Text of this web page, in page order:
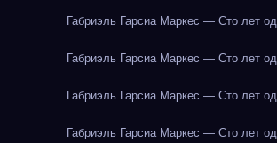
Габриэль Гарсиа Маркес — Сто лет
Габриэль Гарсиа Маркес — Сто лет
Габриэль Гарсиа Маркес — Сто лет
Габриэль Гарсиа Маркес — Сто лет